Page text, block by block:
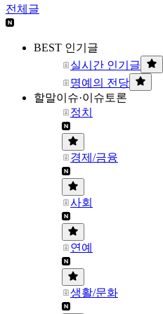
전체글
BEST 인기글
실시간 인기글
명예의 전당
할말이슈·이슈토론
정치
경제/금융
사회
연예
생활/문화